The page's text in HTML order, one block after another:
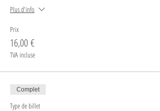
Plus d'info
Prix
16,00 €
TVA incluse
Complet
Type de billet